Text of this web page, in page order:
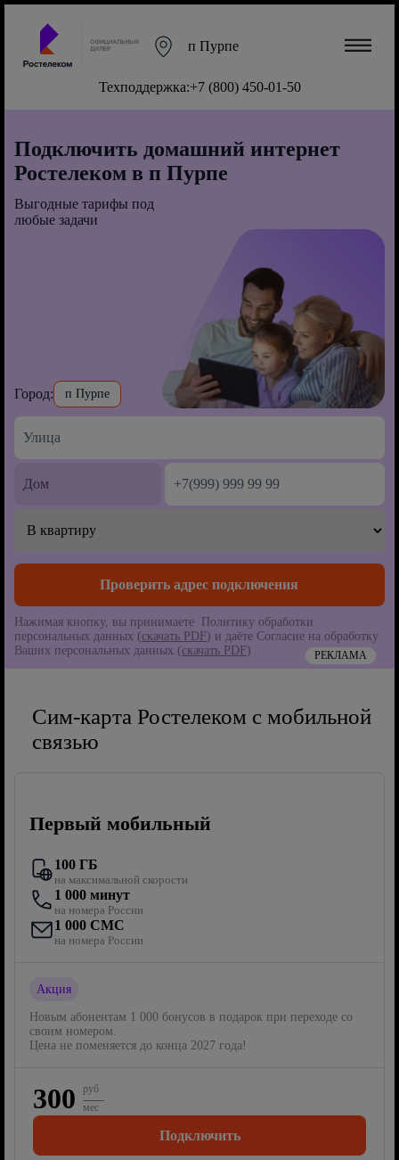
п Пурпе
Техподдержка:+7 (800) 450-01-50
Подключить домашний интернет
Ростелеком в п Пурпе
Выгодные тарифы под
любые задачи
Город: п Пурпе
Нажимая кнопку, вы принимаете Политику обработки
персональных данных (скачать PDF) и даёте Согласие на обработку
Ваших персональных данных (скачать PDF) РЕКЛАМА
Сим-карта Ростелеком с мобильной
связью
Первый мобильный
100 ГБ
на максимальной скорости
1 000 минут
на номера России
1 000 СМС
на номера России
Акция
Новым абонентам 1 000 бонусов в подарок при переходе со
своим номером.
Цена не поменяется до конца 2027 года!
300
руб
мес
Подключить